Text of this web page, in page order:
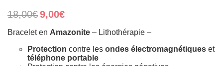
18,00€ Original
price
was:
9,00€Current
is:
Bracelet en Amazonite – Lithothérapie –
Protection contre les ondes électromagnétiques et
téléphone portable